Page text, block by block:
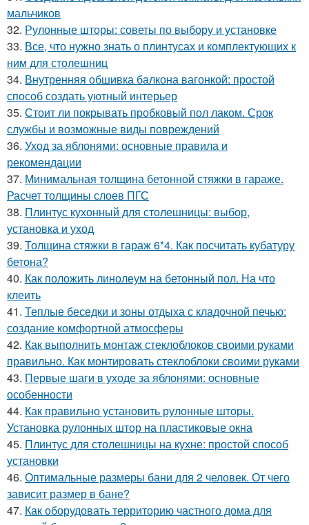
мальчиков
32. Рулонные шторы: советы по выбору и установке
33. Все, что нужно знать о плинтусах и комплектующих к
ним для столешниц
34. Внутренняя обшивка балкона вагонкой: простой
способ создать уютный интерьер
35. Стоит ли покрывать пробковый пол лаком. Срок
службы и возможные виды повреждений
36. Уход за яблонями: основные правила и
рекомендации
37. Минимальная толщина бетонной стяжки в гараже.
Расчет толщины слоев ПГС
38. Плинтус кухонный для столешницы: выбор,
установка и уход
39. Толщина стяжки в гараж 6*4. Как посчитать кубатуру
бетона?
40. Как положить линолеум на бетонный пол. На что
клеить
41. Теплые беседки и зоны отдыха с кладочной печью:
создание комфортной атмосферы
42. Как выполнить монтаж стеклоблоков своими руками
правильно. Как монтировать стеклоблоки своими руками
43. Первые шаги в уходе за яблонями: основные
особенности
44. Как правильно установить рулонные шторы.
Установка рулонных штор на пластиковые окна
45. Плинтус для столешницы на кухне: простой способ
установки
46. Оптимальные размеры бани для 2 человек. От чего
зависит размер в бане?
47. Как оборудовать территорию частного дома для